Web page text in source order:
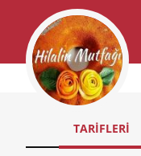
TARİFLERİ